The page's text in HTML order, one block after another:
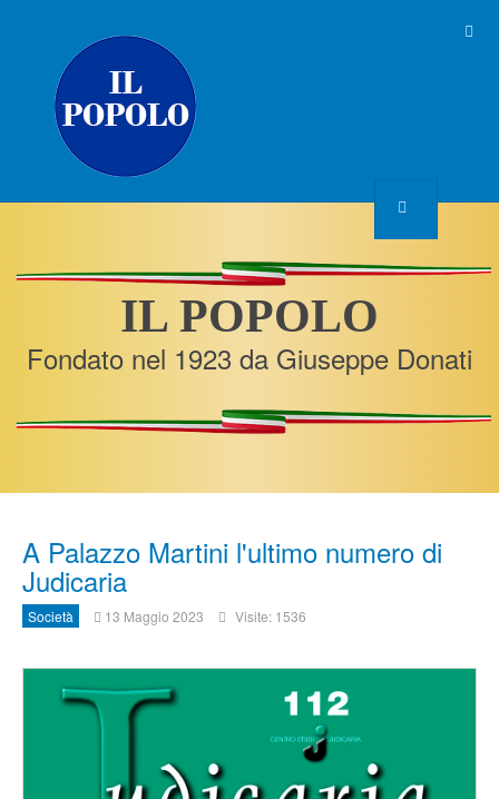
IL POPOLO
Fondato nel 1923 da Giuseppe Donati
A Palazzo Martini l'ultimo numero di
Judicaria
Società 13 Maggio 2023 Visite: 1536